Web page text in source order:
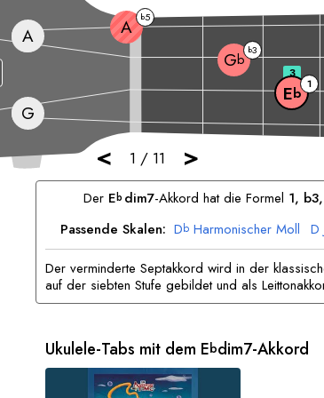
< 1 / 11 >
G
Eb 1
Gb
b3
A A b5
3
Der Eb dim7-Akkord hat die Formel 1,
Passende Skalen: Db Harmonischer Moll D
G Harmonischer Moll A Jüdisch B
Der verminderte Septakkord wird in der
auf der siebten Stufe gebildet und als
Ukulele-Tabs mit dem Ebdim7-Akkord